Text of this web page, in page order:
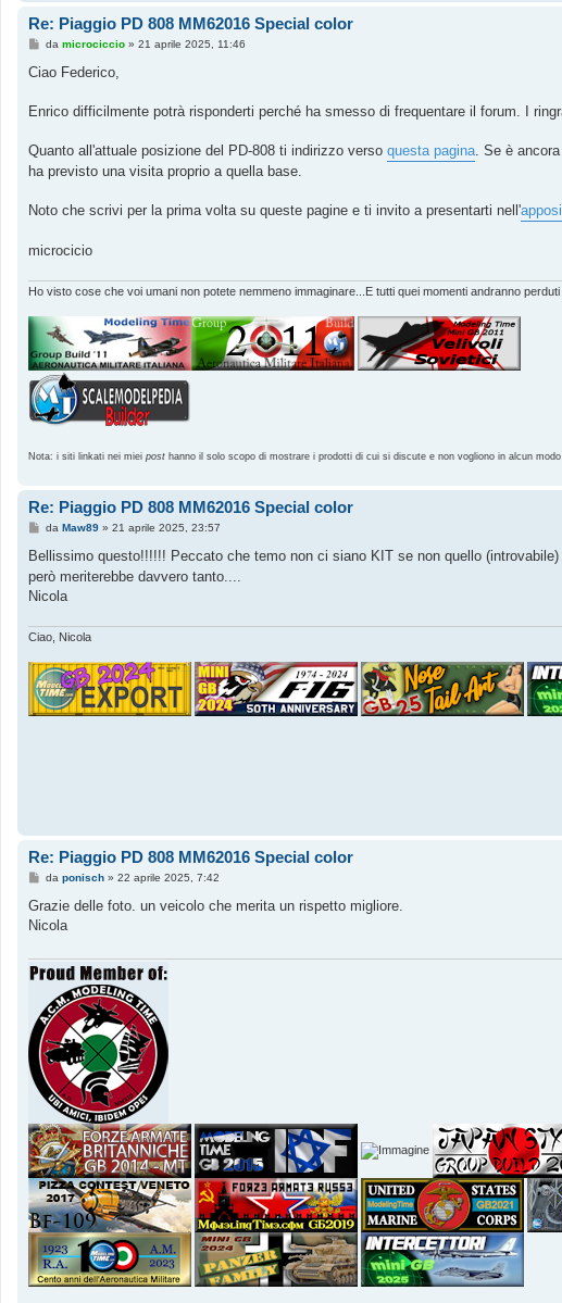
Re: Piaggio PD 808 MM62016 Special color
M
s
g
o
da microciccio» 21 aprile 2025, 11:46
Ciao Federico,
Enrico difficilmente potrà risponderti perché ha smesso di frequentare il forum. I
Quanto all'attuale posizione del PD-808 ti indirizzo verso questa pagina. Se è
ha previsto una visita proprio a quella base.
Noto che scrivi per la prima volta su queste pagine e ti invito a presentarti nell'
microcicio
Ho visto cose che voi umani non potete nemmeno immaginare...E tutti quei momenti andranno perduti
Nota: i siti linkati nei miei post hanno il solo scopo di mostrare i prodotti di cui si discute e non vogliono in alcun
Re: Piaggio PD 808 MM62016 Special color
M
s
a
g
g
o
da Maw89» 21 aprile 2025, 23:57
Bellissimo questo!!!!!! Peccato che temo non ci siano KIT se non quello
però meriterebbe davvero tanto....
Nicola
Ciao, Nicola
Re: Piaggio PD 808 MM62016 Special color
M
s
a
i
o
da ponisch» 22 aprile 2025, 7:42
Grazie delle foto. un veicolo che merita un rispetto migliore.
Nicola